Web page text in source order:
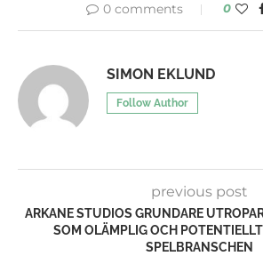
0 comments 0
SIMON EKLUND
Follow Author
previous post
ARKANE STUDIOS GRUNDARE
SOM OLÄMPLIG OCH
SPELBRANSCHEN